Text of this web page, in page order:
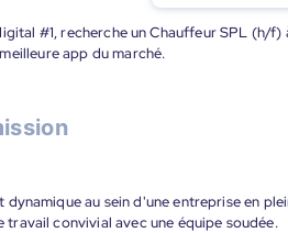
#1, recherche un Chauffeur SPL (h/
app du marché.
au sein d'une entreprise en
travail convivial avec une équipe soudée.